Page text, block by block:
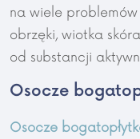
na wiele
obrzęki, wiotka
od substancji
Osocze
Osocze